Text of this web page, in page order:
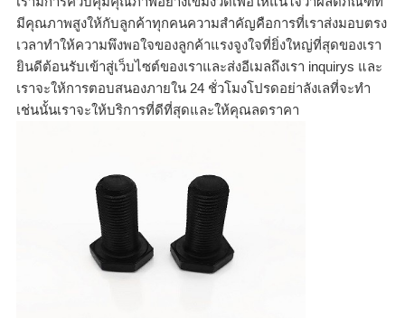
มีคุณภาพสูงให้กับลูกค้าทุกคนความสำคัญคือการที่เราส่งมอบตรง
เวลาทำให้ความพึงพอใจของลูกค้าแรงจูงใจที่ยิ่งใหญ่ที่สุดของเรา
ยินดีต้อนรับเข้าสู่เว็บไซต์ของเราและส่งอีเมลถึงเรา inquirys และ
เราจะให้การตอบสนองภายใน 24 ชั่วโมงโปรดอย่าลังเลที่จะทำ
เช่นนั้นเราจะให้บริการที่ดีที่สุดและให้คุณลดราคา